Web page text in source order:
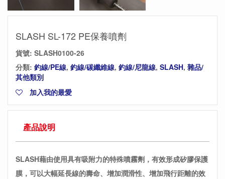
SLASH SL-172 PE保養噴劑
貨號: SLASH0100-26
分類: 釣線/PE線, 釣線/碳纖維線, 釣線/尼龍線, SLASH, 雜品/
其他類別
加入我的最愛
產品說明
SLASH藉由使用具有吸附力的特殊噴霧劑，有效形成矽膠保護
膜，可以大幅延長線的壽命、增加潤滑性、增加飛行距離的效